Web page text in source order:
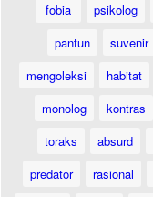
fobia psikolog
pantun
suvenir
mengoleksi
habitat
monolog
kontras
toraks
absurd
predator
rasional